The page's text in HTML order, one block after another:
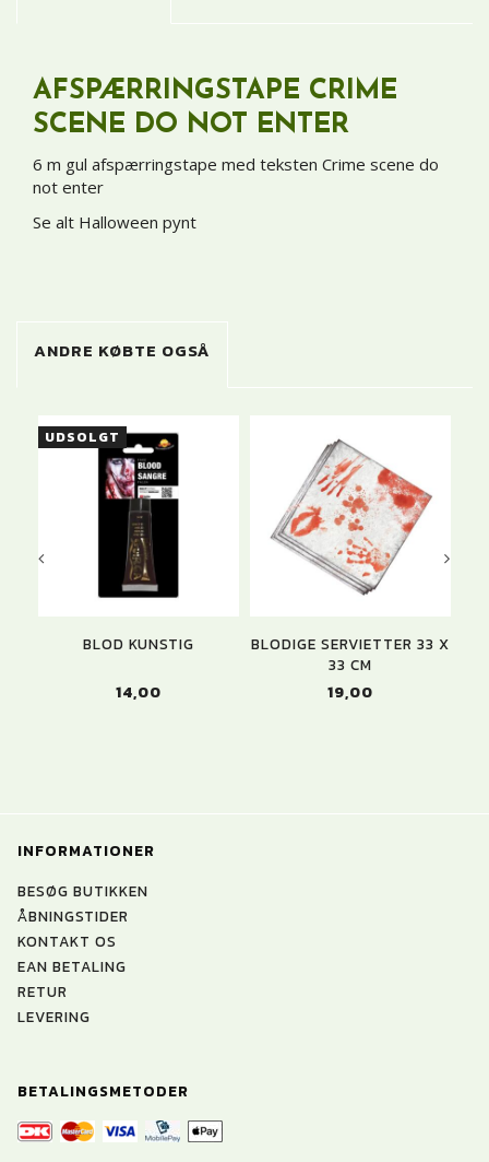
AFSPÆRRINGSTAPE CRIME
SCENE DO NOT ENTER
6 m gul afspærringstape med teksten Crime scene do
not enter
Se alt Halloween pynt
ANDRE KØBTE OGSÅ
UDSOLGT
BLOD KUNSTIG
14,00
BLODIGE SERVIETTER 33 X
33 CM
19,00
INFORMATIONER
BESØG BUTIKKEN
ÅBNINGSTIDER
KONTAKT OS
EAN BETALING
RETUR
LEVERING
BETALINGSMETODER